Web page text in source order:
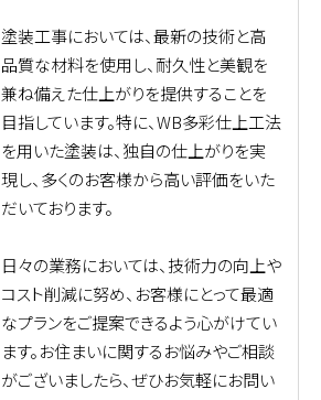
塗装工事においては、最新の技術と高
品質な材料を使用し、耐久性と美観を
兼ね備えた仕上がりを提供することを
目指しています。特に、WB多彩仕上工法
を用いた塗装は、独自の仕上がりを実
現し、多くのお客様から高い評価をいた
だいております。
日々の業務においては、技術力の向上や
コスト削減に努め、お客様にとって最適
なプランをご提案できるよう心がけてい
ます。お住まいに関するお悩みやご相談
がございましたら、ぜひお気軽にお問い